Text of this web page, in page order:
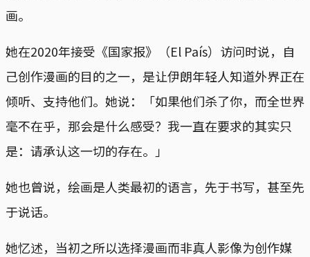
画。
她在2020年接受《国家报》（El País）访问时说，自
己创作漫画的目的之一，是让伊朗年轻人知道外界正在
倾听、支持他们。她说：「如果他们杀了你，而全世界
毫不在乎，那会是什么感受？我一直在要求的其实只
是：请承认这一切的存在。」
她也曾说，绘画是人类最初的语言，先于书写，甚至先
于说话。
她忆述，当初之所以选择漫画而非真人影像为创作媒